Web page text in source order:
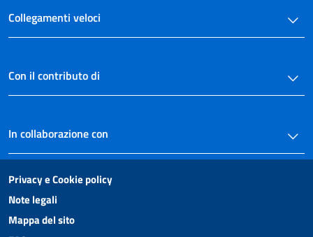
Collegamenti veloci
Con il contributo di
In collaborazione con
Privacy e Cookie policy
Note legali
Mappa del sito